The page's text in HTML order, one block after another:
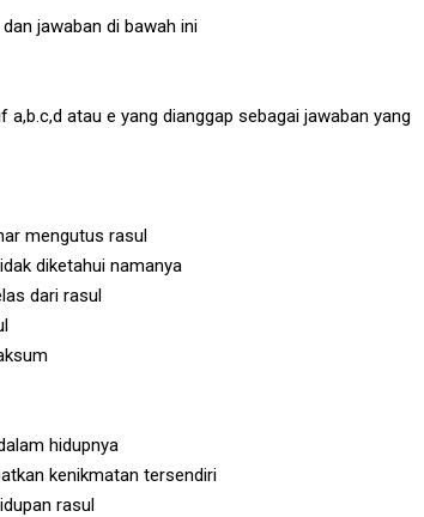
jawaban di bawah ini
a,b.c,d atau e yang dianggap sebagai jawaban yang
mengutus rasul
diketahui namanya
dari rasul
hidupnya
kenikmatan tersendiri
rasul